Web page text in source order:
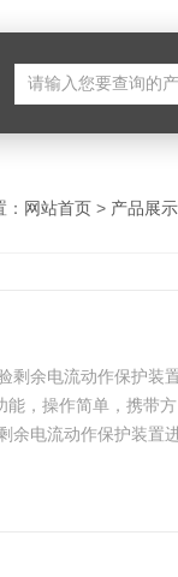
网站首页 > 产品展示
剩余电流动作保护装
能，操作简单，携带方
余电流动作保护装置